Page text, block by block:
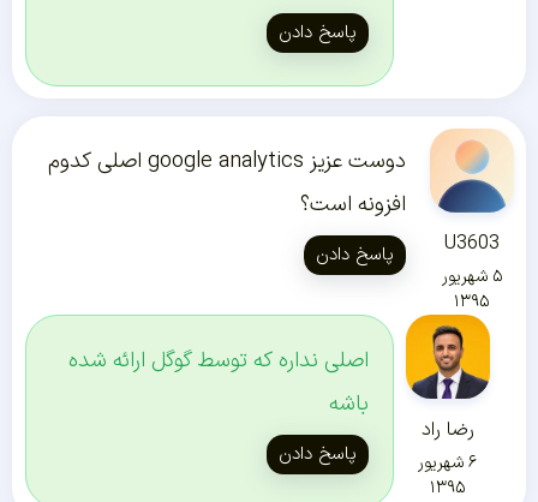
پاسخ دادن
U3603
۵ شهریور
۱۳۹۵
دوست عزیز google analytics اصلی کدوم
افزونه است؟
پاسخ دادن
رضا راد
۶ شهریور
۱۳۹۵
اصلی نداره که توسط گوگل ارائه شده
باشه
پاسخ دادن